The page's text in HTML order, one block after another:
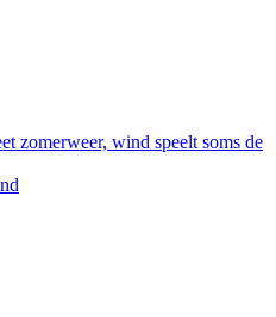
zomerweer, wind speelt soms de